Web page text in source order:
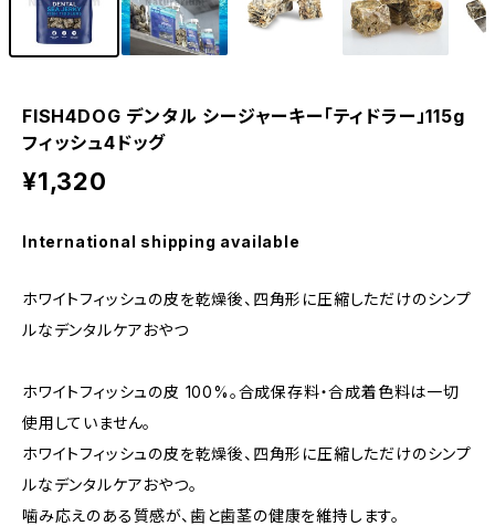
FISH4DOG デンタル シージャーキー「ティドラー」115g
フィッシュ4ドッグ
¥1,320
International shipping available
ホワイトフィッシュの皮を乾燥後、四角形に圧縮しただけのシンプ
ルなデンタルケアおやつ
ホワイトフィッシュの皮 100%。合成保存料・合成着色料は一切
使用していません。
ホワイトフィッシュの皮を乾燥後、四角形に圧縮しただけのシンプ
ルなデンタルケアおやつ。
噛み応えのある質感が、歯と歯茎の健康を維持します。